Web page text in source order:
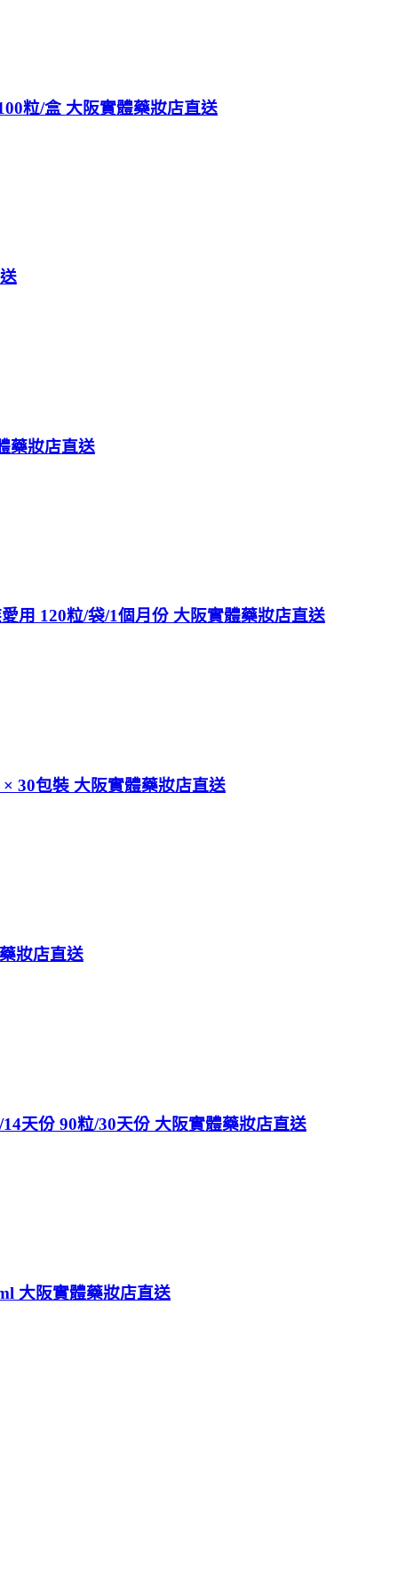
粒/盒 大阪實體藥妝店直送
藥妝店直送
用 120粒/袋/1個月份 大阪實體藥妝店直送
30包裝 大阪實體藥妝店直送
妝店直送
天份 90粒/30天份 大阪實體藥妝店直送
大阪實體藥妝店直送